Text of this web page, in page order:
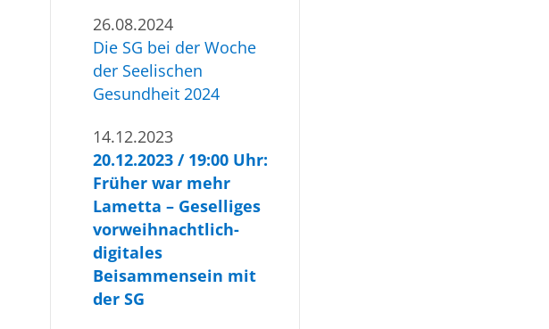
26.08.2024
Die SG bei der Woche
der Seelischen
Gesundheit 2024
14.12.2023
20.12.2023 / 19:00 Uhr:
Früher war mehr
Lametta – Geselliges
vorweihnachtlich-
digitales
Beisammensein mit
der SG